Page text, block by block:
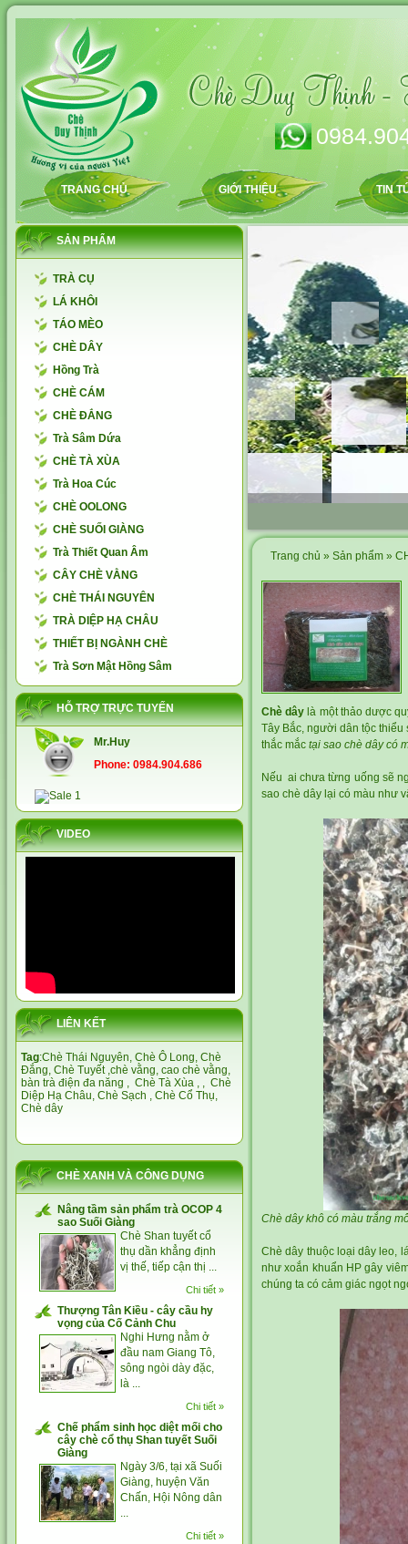
TRANG CHỦ GIỚI THIỆU TIN
SẢN PHẨM
TRÀ CỤ
LÁ KHÔI
TÁO MÈO
CHÈ DÂY
Hồng Trà
CHÈ CÁM
CHÈ ĐẮNG
Trà Sâm Dứa
CHÈ TÀ XÙA
Trà Hoa Cúc
CHÈ OOLONG
CHÈ SUỐI GIÀNG
Trà Thiết Quan Âm
CÂY CHÈ VẰNG
CHÈ THÁI NGUYÊN
TRÀ DIỆP HẠ CHÂU
THIẾT BỊ NGÀNH CHÈ
Trà Sơn Mật Hồng Sâm
HỖ TRỢ TRỰC TUYẾN
Mr.Huy
Phone: 0984.904.686
VIDEO
LIÊN KẾT
Tag:Chè Thái Nguyên, Chè Ô Long, Chè
Đắng, Chè Tuyết,chè vằng, cao chè vằng,
bàn trà điện đa năng , Chè Tà Xùa , , Chè
Diệp Hạ Châu, Chè Sạch , Chè Cổ Thụ,
Chè dây
CHÈ XANH VÀ CÔNG DỤNG
Nâng tầm sản phẩm trà OCOP 4
sao Suối Giàng
Chè Shan tuyết cổ
thụ dần khẳng định
vị thế, tiếp cận thị ...
Chi tiết »
Thượng Tân Kiều - cây cầu hy
vọng của Cố Cảnh Chu
Nghi Hưng nằm ở
đầu nam Giang Tô,
sông ngòi dày đặc,
là ...
Chi tiết »
Chế phẩm sinh học diệt mối cho
cây chè cổ thụ Shan tuyết Suối
Giàng
Ngày 3/6, tại xã Suối
Giàng, huyện Văn
Chấn, Hội Nông dân
...
Chi tiết »
Trang chủ » Sản phẩm »
Chè dây là một thảo dược
Tây Bắc, người dân tộc
thắc mắc tại sao chè dây có
Nếu ai chưa từng uống sẽ
sao chè dây lại có màu như
Chè dây khô có màu trắng
Chè dây thuộc loại dây leo,
như xoắn khuẩn HP gây
chúng ta có cảm giác ngọt